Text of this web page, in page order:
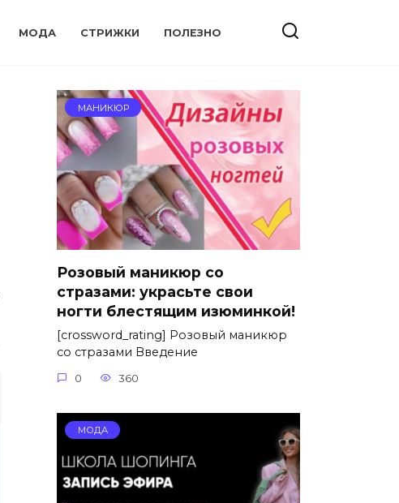
МОДА СТРИЖКИ ПОЛЕЗНО
МАНИКЮР
Розовый маникюр со
стразами: украсьте свои
ногти блестящим изюминкой!
[crossword_rating] Розовый маникюр
со стразами Введение
0 360
МОДА